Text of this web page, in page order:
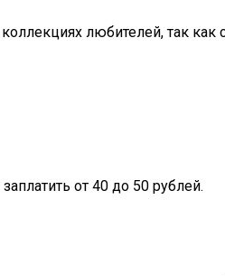
любителей, так
от 40 до 50 рублей.